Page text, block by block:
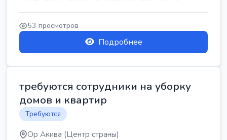
работать сидя. Работа с воскресен...
53 просмотров
Подробнее
требуются сотрудники на уборку
домов и квартир
Требуются
Ор Акива (Центр страны)